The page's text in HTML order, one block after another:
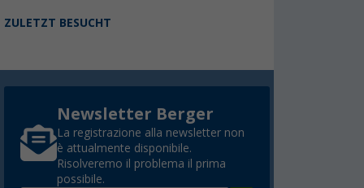
ZULETZT BESUCHT
Newsletter Berger
La registrazione alla newsletter non
è attualmente disponibile.
Risolveremo il problema il prima
possibile.